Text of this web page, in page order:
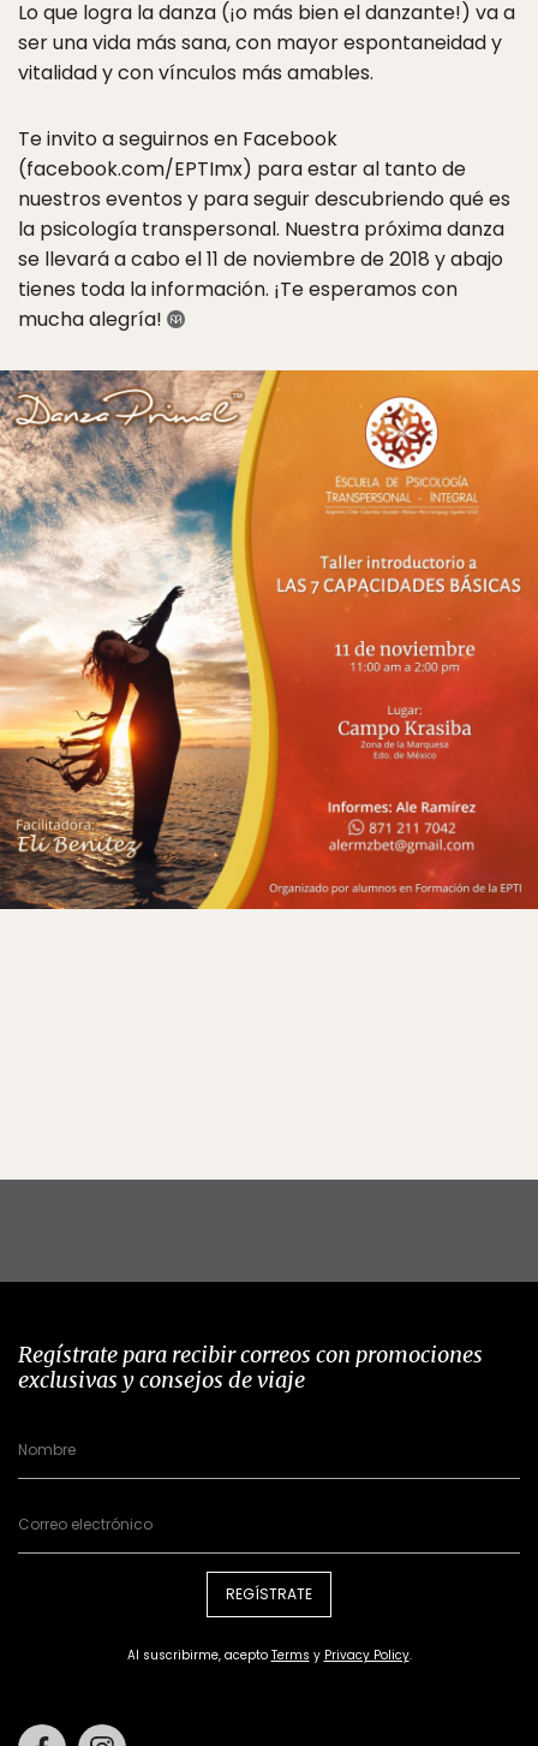
Lo que logra la danza (¡o más bien el danzante!) va a
ser una vida más sana, con mayor espontaneidad y
vitalidad y con vínculos más amables.
Te invito a seguirnos en Facebook
(facebook.com/EPTImx) para estar al tanto de
nuestros eventos y para seguir descubriendo qué es
la psicología transpersonal. Nuestra próxima danza
se llevará a cabo el 11 de noviembre de 2018 y abajo
tienes toda la información. ¡Te esperamos con
mucha alegría!
Regístrate para recibir correos con promociones
exclusivas y consejos de viaje
REGÍSTRATE
Al suscribirme, acepto Terms y Privacy Policy.
Facebook